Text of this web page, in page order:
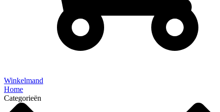
Winkelmand
Home
Categorieën